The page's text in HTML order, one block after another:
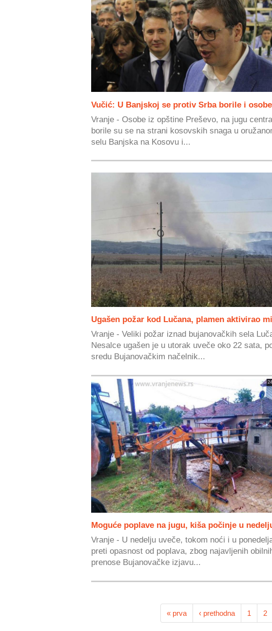
Vučić: U Banjskoj se protiv Srba borile i
Vranje - Osobe iz opštine Preševo, na jugu
borile su se na strani kosovskih snaga u
selu Banjska na Kosovu i...
Ugašen požar kod Lučana, plamen aktivirao
Vranje - Veliki požar iznad bujanovačkih sela
Nesalce ugašen je u utorak uveče oko 22 sata,
sredu Bujanovačkim načelnik...
Moguće poplave na jugu, kiša počinje u
Vranje - U nedelju uveče, tokom noći i u
preti opasnost od poplava, zbog najavljenih
prenose Bujanovačke izjavu...
« prva ‹ prethodna 1 2